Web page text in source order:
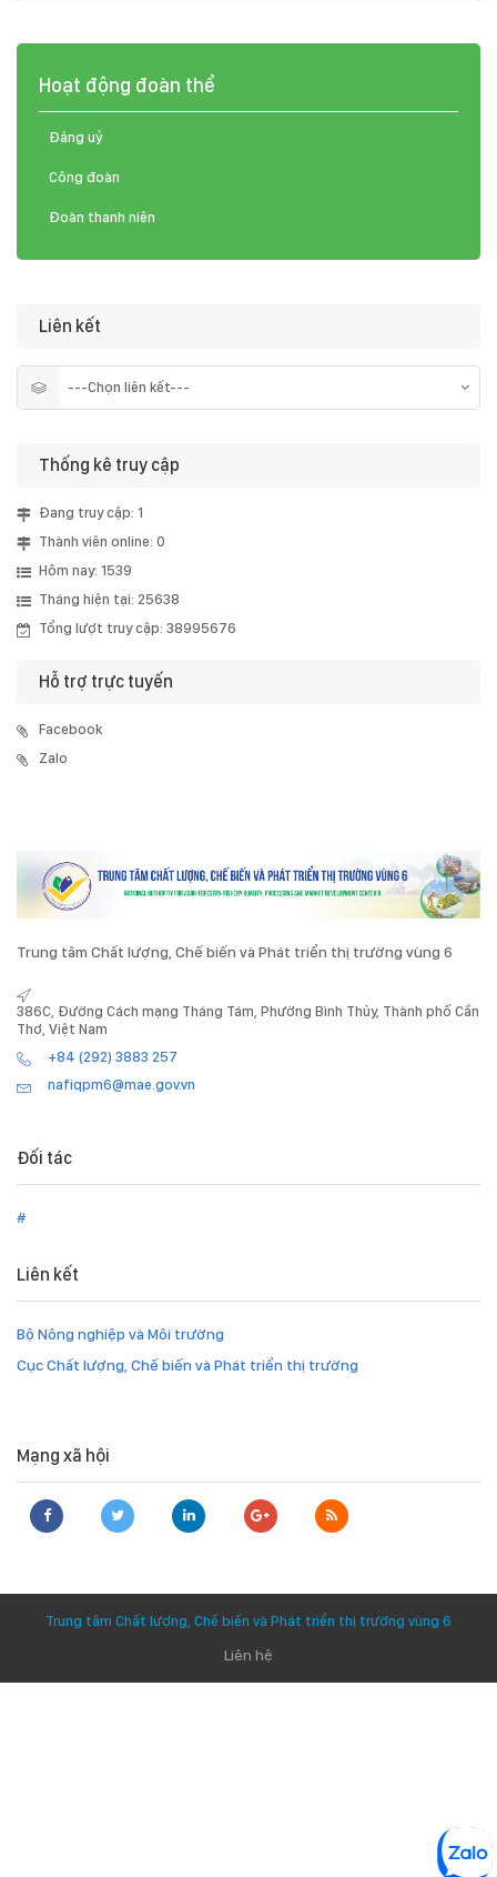
Hoạt động đoàn thể
Đảng uỷ
Công đoàn
Đoàn thanh niên
Liên kết
Thống kê truy cập
Đang truy cập: 1
Thành viên online: 0
Hôm nay: 1539
Tháng hiện tại: 25638
Tổng lượt truy cập: 38995676
Hỗ trợ trực tuyến
Facebook
Zalo
Trung tâm Chất lượng, Chế biến và Phát triển thị trường vùng 6
386C, Đường Cách mạng Tháng Tám, Phường Bình Thủy, Thành phố Cần
Thơ, Việt Nam
+84 (292) 3883 257
nafiqpm6@mae.gov.vn
Đối tác
#
Liên kết
Bộ Nông nghiệp và Môi trường
Cục Chất lượng, Chế biến và Phát triển thị trường
Mạng xã hội
Trung tâm Chất lượng, Chế biến và Phát triển thị trường vùng 6
Liên hệ